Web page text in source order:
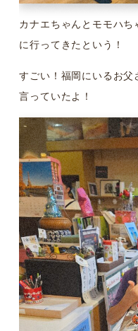
カナエちゃんとモモハち
に行ってきたという！
すごい！福岡にいるお父
言っていたよ！